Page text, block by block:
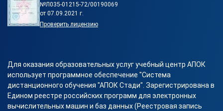
№Л035-01215-72/00190069
от 07.09.2021 г.
Проверить лицензию
Для оказания образовательных услуг учебный центр АПОК
использует программное обеспечение "Система
дистанционного обучения "АПОК Стади". Зарегистрирована в
Едином реестре российских программ для электронных
вычислительных машин и баз данных (Реестровая запись